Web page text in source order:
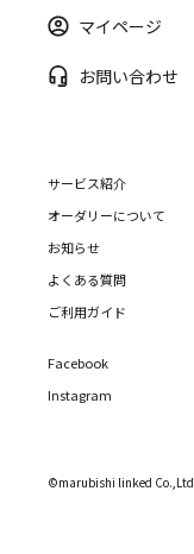
マイページ
お問い合わせ
サービス紹介
オーダリーについて
お知らせ
よくある質問
ご利用ガイド
Facebook
Instagram
©marubishi linked Co.,Ltd